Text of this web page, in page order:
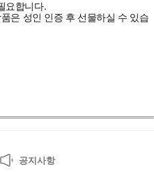
요합니다.
은 성인 인증 후 선물하실 수 있습
공지사항